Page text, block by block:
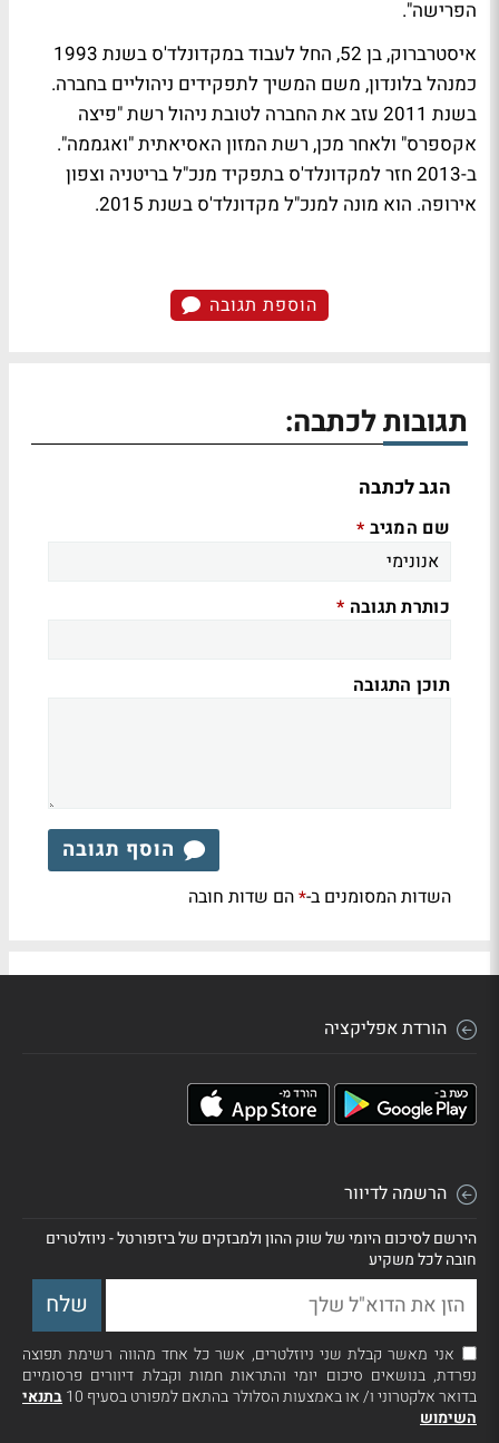
הפרישה".
איסטרברוק, בן 52, החל לעבוד במקדונלד'ס בשנת 1993
כמנהל בלונדון, משם המשיך לתפקידים ניהוליים בחברה.
בשנת 2011 עזב את החברה לטובת ניהול רשת "פיצה
אקספרס" ולאחר מכן, רשת המזון האסיאתית "ואגממה".
ב-2013 חזר למקדונלד'ס בתפקיד מנכ"ל בריטניה וצפון
אירופה. הוא מונה למנכ"ל מקדונלד'ס בשנת 2015.
הוספת תגובה
תגובות לכתבה:
הגב לכתבה
שם המגיב *
כותרת תגובה *
תוכן התגובה
הוסף תגובה
השדות המסומנים ב-*הם שדות חובה
הורדת אפליקציה
הרשמה לדיוור
הירשם לסיכום היומי של שוק ההון ולמבזקים של ביזפורטל - ניוזלטרים
חובה לכל משקיע
אני מאשר קבלת שני ניוזלטרים, אשר כל אחד מהווה רשימת תפוצה
נפרדת, בנושאים סיכום יומי והתראות חמות וקבלת דיוורים פרסומיים
בדואר אלקטרוני ו/ או באמצעות הסלולר בהתאם למפורט בסעיף 10
בתנאי
השימוש